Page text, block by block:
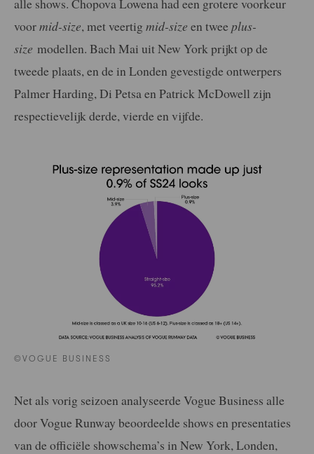
voormid-size, met veertig mid-size en twee plus-
size modellen. Bach Mai uit New York prijkt op de
tweede plaats, en de in Londen gevestigde ontwerpers
Palmer Harding, Di Petsa en Patrick McDowell zijn
respectievelijk derde, vierde en vijfde.
©VOGUE BUSINESS
Net als vorig seizoen analyseerde Vogue Business alle
door Vogue Runway beoordeelde shows en presentaties
van de officiële showschema’s in New York, Londen,